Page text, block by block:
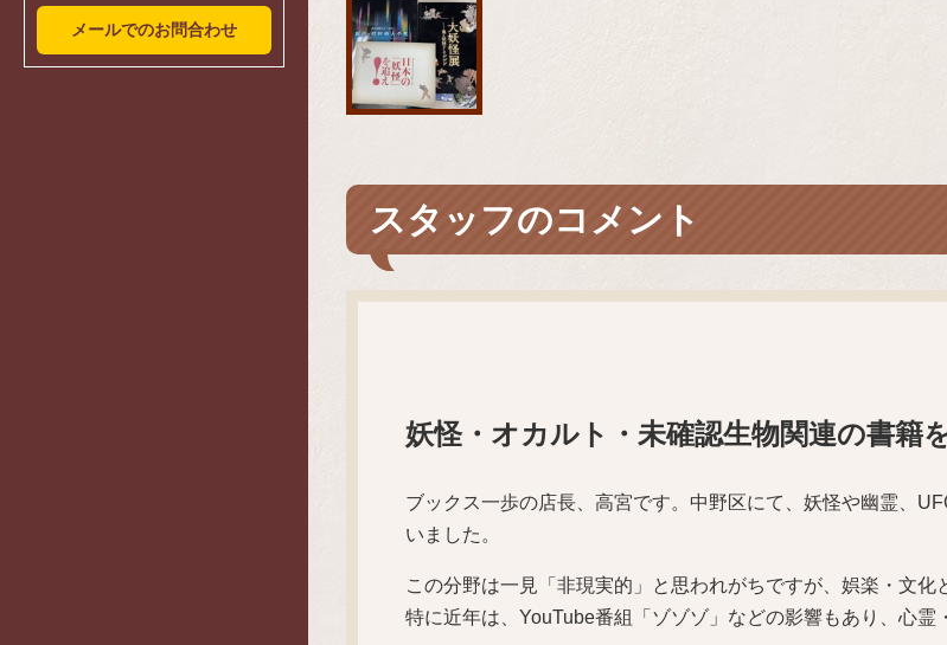
メールでのお問合わせ
スタッフのコメント
妖怪・オカルト・未確認生物関連の書籍
ブックス一歩の店長、高宮です。中野区にて、妖怪や幽霊、
いました。
この分野は一見「非現実的」と思われがちですが、娯楽・文化
特に近年は、YouTube番組「ゾゾゾ」などの影響もあり、心霊